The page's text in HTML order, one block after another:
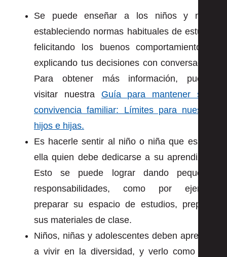
Se puede enseñar a los niños y niñas
estableciendo normas habituales de estudio,
felicitando los buenos comportamientos y
explicando tus decisiones con conversación.
Para obtener más información, puedes
visitar nuestra Guía para mantener sana
convivencia familiar: Límites para nuestros
hijos e hijas.
Es hacerle sentir al niño o niña que es él o
ella quien debe dedicarse a su aprendizaje.
Esto se puede lograr dando pequeñas
responsabilidades, como por ejemplo
preparar su espacio de estudios, preparar
sus materiales de clase.
Niños, niñas y adolescentes deben aprender
a vivir en la diversidad, y verlo como algo